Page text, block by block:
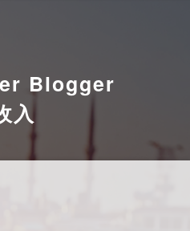
Blogger
入